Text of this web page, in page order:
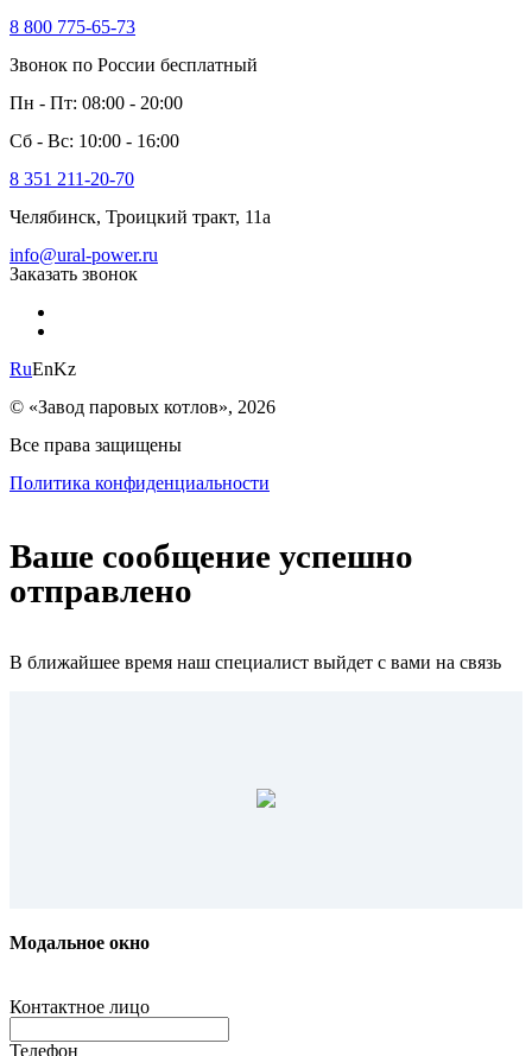
8 800 775-65-73
Звонок по России бесплатный
Пн - Пт: 08:00 - 20:00
Сб - Вс: 10:00 - 16:00
8 351 211-20-70
Челябинск, Троицкий тракт, 11а
info@ural-power.ru
Заказать звонок
RuEnKz
© «Завод паровых котлов», 2026
Все права защищены
Политика конфиденциальности
Ваше сообщение успешно
отправлено
В ближайшее время наш специалист выйдет с вами на связь
Модальное окно
Контактное лицо
Телефон